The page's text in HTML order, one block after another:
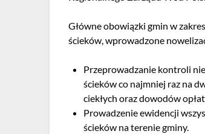
Główne obowiązki gmin w
ścieków, wprowadzone
Przeprowadzanie kontroli
ścieków co najmniej raz na
ciekłych oraz dowodów
Prowadzenie ewidencji
ścieków na terenie gminy.